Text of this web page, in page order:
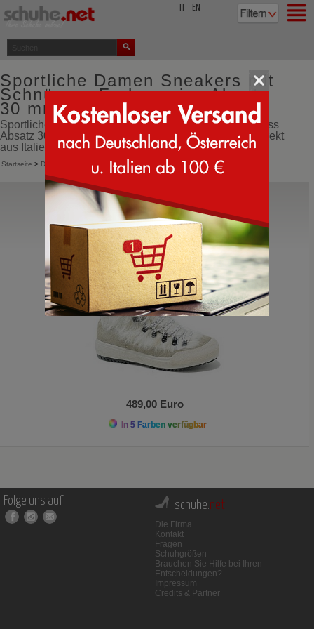
EN
Sportliche Damen Sneakers mit
Schnürung Farbe weiss Absatz
30 mm Futter aus Lammfell
Sportliche Damen Sneakers mit Schnürung Farbe weiss
Absatz 30 mm Futter aus Lammfell online bestellen direkt
aus Italien
Startseite > Damen Sneakers Sportliche Schnürschuhe
BnG Real Shoes
La Yeti
Fohlen Schneestiefel
489,00 Euro
In 5 Farben verfügbar
Folge uns auf schuhe.net
Die Firma
Kontakt
Fragen
Schuhgrößen
Brauchen Sie Hilfe bei Ihren
Entscheidungen?
Impressum
Credits & Partner